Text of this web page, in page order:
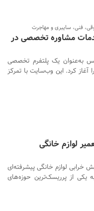
فنی، سایبری و مهاجرت
مشاوره تخصصی در
به‌عنوان یک پلتفرم تخصصی
آغاز کرد. این وب‌سایت با تمرکز
لوازم خانگی
خرابی لوازم خانگی پیشرفته‌ای
یکی از پرریسک‌ترین حوزه‌های